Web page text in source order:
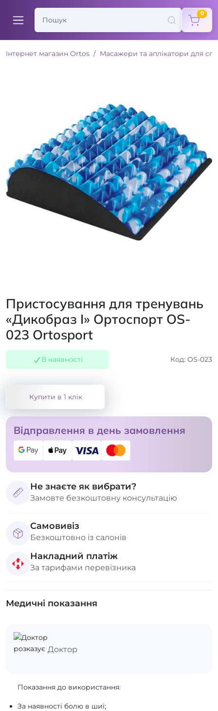
0
Інтернет магазин Ortos Масажери та аплікатори для
Пристосування для тренувань
«Дикобраз I» Ортоспорт OS-
023 Ortosport
В наявності Код: OS-023
Купити в 1 клік
Відправлення в день замовлення
Не знаєте як вибрати?
Замовте безкоштовну консультацію
Самовивіз
Безкоштовно із салонів
Накладний платіж
За тарифами перевізника
Медичні показання
Доктор
Показання до використання:
За наявності болю в шиї;